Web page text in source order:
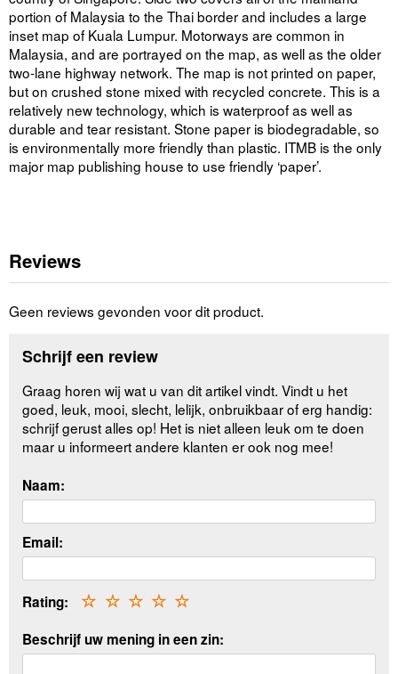
portion of Malaysia to the Thai border and includes a large
inset map of Kuala Lumpur. Motorways are common in
Malaysia, and are portrayed on the map, as well as the older
two-lane highway network. The map is not printed on paper,
but on crushed stone mixed with recycled concrete. This is a
relatively new technology, which is waterproof as well as
durable and tear resistant. Stone paper is biodegradable, so
is environmentally more friendly than plastic. ITMB is the only
major map publishing house to use friendly ‘paper’.
Reviews
Geen reviews gevonden voor dit product.
Schrijf een review
Graag horen wij wat u van dit artikel vindt. Vindt u het
goed, leuk, mooi, slecht, lelijk, onbruikbaar of erg handig:
schrijf gerust alles op! Het is niet alleen leuk om te doen
maar u informeert andere klanten er ook nog mee!
Naam:
Email:
Rating: ☆
☆
☆
☆
☆
Beschrijf uw mening in een zin: